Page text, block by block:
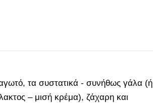
τα συστατικά - συνήθως γάλα (ή
– μισή κρέμα), ζάχαρη και